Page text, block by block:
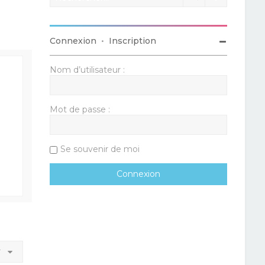
Connexion • Inscription
Nom d’utilisateur :
Mot de passe :
Se souvenir de moi